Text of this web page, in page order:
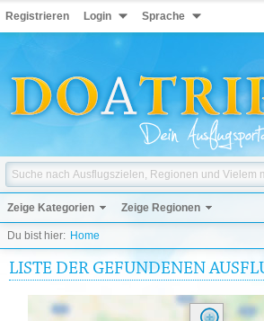
Registrieren Login Sprache
Zeige Kategorien Zeige Regionen
Du bist hier: Home
LISTE DER GEFUNDENEN